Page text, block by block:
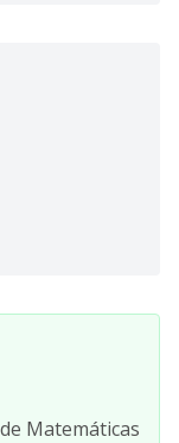
Matemáticas